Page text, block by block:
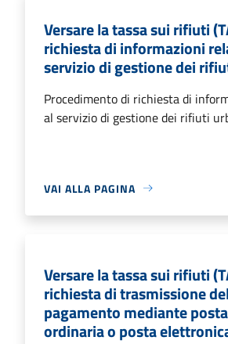
Versare la tassa sui rifiuti
richiesta di informazioni
servizio di gestione dei
Procedimento di richiesta di
al servizio di gestione dei rifiuti
VAI ALLA PAGINA
Versare la tassa sui rifiuti
richiesta di trasmissione
pagamento mediante
ordinaria o posta